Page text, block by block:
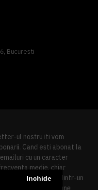
Inchide
Bucuresti
ul nostru iti vom
Cand esti abonat la
cu un caracter
medie, chiar
poti urma linkul dintr-un
ai o sectiune